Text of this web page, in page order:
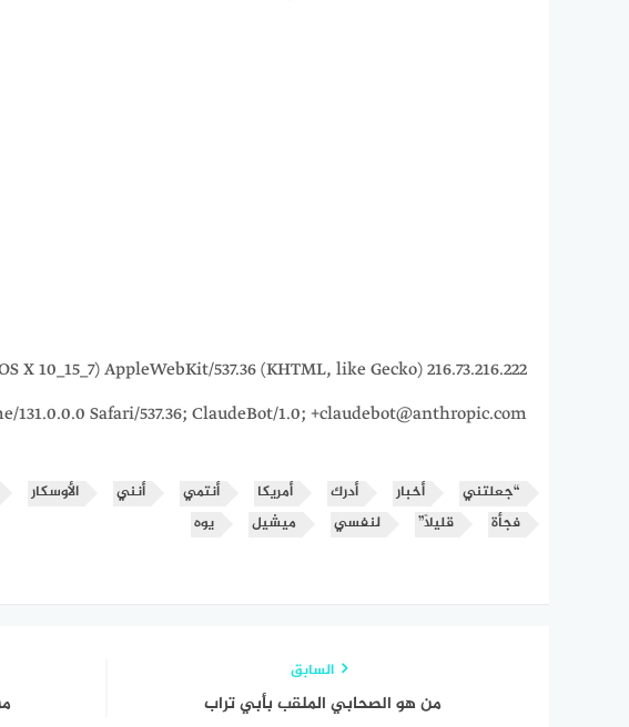
Mac OS X 10_15_7) AppleWebKit/537.36 (KHTML, like Gecko)
131.0.0.0 Safari/537.36; ClaudeBot/1.0; +claudebot@anthropic.com)
“جعلتني أخبار أدرك أمريكا أنتمي أنني الأوسكار
فجأة
قليلًا” لنفسي ميشيل يوه
السابق
من هو الصحابي الملقب بأبي تراب